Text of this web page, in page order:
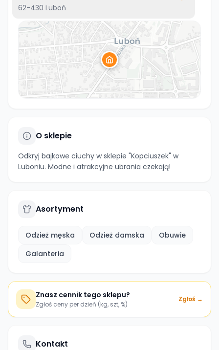
62-430 Luboń
O sklepie
Odkryj bajkowe ciuchy w sklepie "Kopciuszek" w
Luboniu. Modne i atrakcyjne ubrania czekają!
Asortyment
Odzież męska Odzież damska
Obuwie
Galanteria
Znasz cennik tego sklepu?
Zgłoś ceny per dzień (kg, szt, %)
Zgłoś →
Kontakt